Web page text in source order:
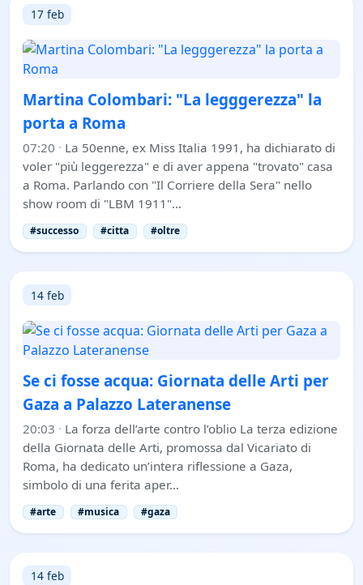
17 feb
Martina Colombari: "La legggerezza" la
porta a Roma
07:20 · La 50enne, ex Miss Italia 1991, ha dichiarato di
voler "più leggerezza" e di aver appena "trovato" casa
a Roma. Parlando con "Il Corriere della Sera" nello
show room di "LBM 1911"…
#successo #citta #oltre
14 feb
Se ci fosse acqua: Giornata delle Arti per
Gaza a Palazzo Lateranense
20:03 · La forza dell’arte contro l’oblio La terza edizione
della Giornata delle Arti, promossa dal Vicariato di
Roma, ha dedicato un’intera riflessione a Gaza,
simbolo di una ferita aper…
#arte #musica #gaza
14 feb